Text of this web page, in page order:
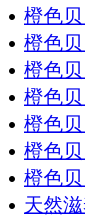
橙色
橙色
橙色
橙色
橙色
橙色
橙色
天然